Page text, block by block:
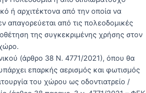
ή αρχιτέκτονα από την οποία να
απαγορεύεται από τις πολεοδομικές
της συγκεκριμένης χρήσης στον
(άρθρο 38 Ν. 4771/2021), όπου θα
επαρκής αερισμός και φωτισμός
του χώρου ως οδοντιατρείο /